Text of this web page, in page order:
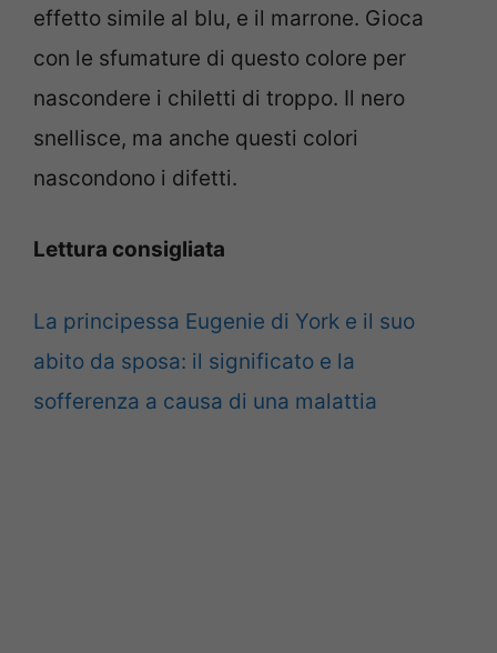
effetto simile al blu, e il marrone. Gioca
con le sfumature di questo colore per
nascondere i chiletti di troppo. Il nero
snellisce, ma anche questi colori
nascondono i difetti.
Lettura consigliata
La principessa Eugenie di York e il suo
abito da sposa: il significato e la
sofferenza a causa di una malattia